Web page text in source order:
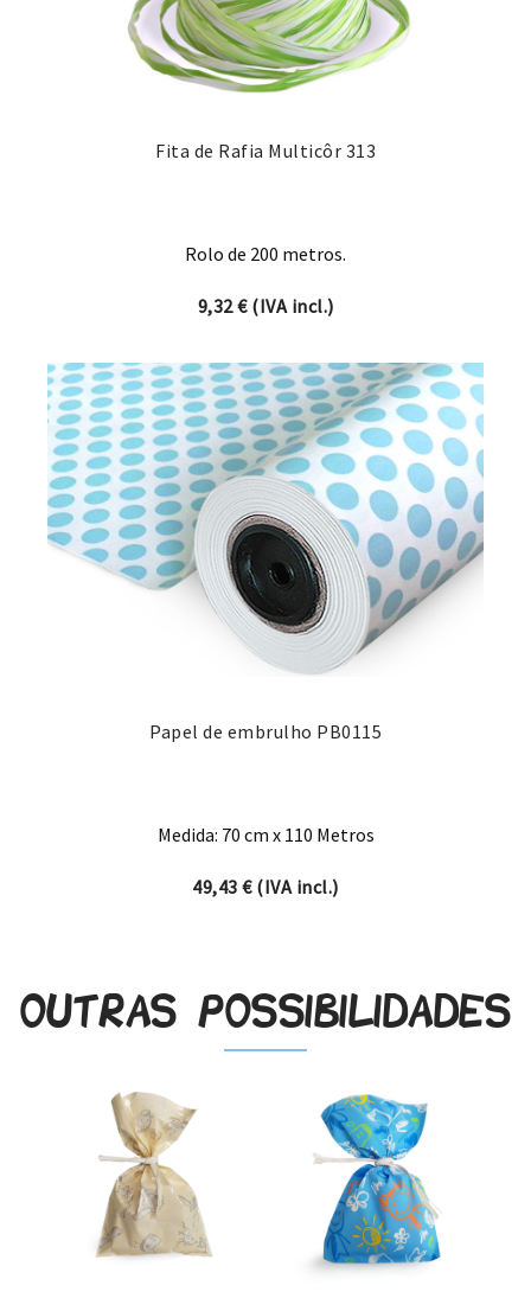
Fita de Rafia Multicôr 313
Rolo de 200 metros.
9,32€(IVA incl.)
Papel de embrulho PB0115
Medida: 70 cm x 110 Metros
49,43€(IVA incl.)
Outras possibilidades